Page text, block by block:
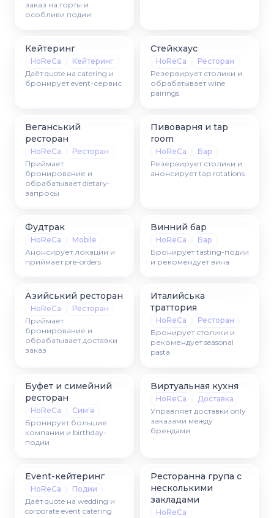
заказ на торты и
особливи подии
Кейтеринг
HoReCa
Кейтеринг
Даёт quote на catering и
бронирует event-сервис
Стейкхаус
HoReCa
Ресторан
Резервирует столики и
обрабатывает wine
pairings
Веганський
ресторан
HoReCa
Ресторан
Приймает
бронирование и
обрабатывает dietary-
запросы
Пивоварня и tap
room
HoReCa
Бар
Резервирует столики и
анонсирует tap rotations
Фудтрак
HoReCa
Mobile
Анонсирует локации и
приймает pre-orders
Винний бар
HoReCa
Бар
Бронирует tasting-подии
и рекомендует вина
Азийський ресторан
HoReCa
Ресторан
Приймает
бронирование и
обрабатывает доставки
заказ
Италийська
траттория
HoReCa
Ресторан
Бронирует столики и
рекомендует seasonal
pasta
Буфет и симейний
ресторан
HoReCa
Сим'я
Бронирует большие
компании и birthday-
подии
Виртуальная кухня
HoReCa
Доставка
Управляет доставки only
заказами между
брендами
Event-кейтеринг
HoReCa
Подии
Даёт quote на wedding и
corporate event catering
Ресторанна група с
несколькими
закладами
HoReCa